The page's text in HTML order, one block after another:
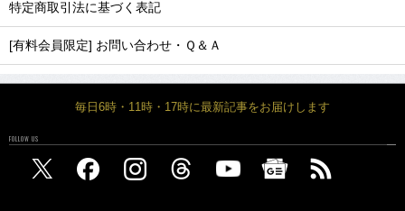
特定商取引法に基づく表記
[有料会員限定] お問い合わせ・Ｑ＆Ａ
毎日6時・11時・17時に最新記事をお届けします
FOLLOW US